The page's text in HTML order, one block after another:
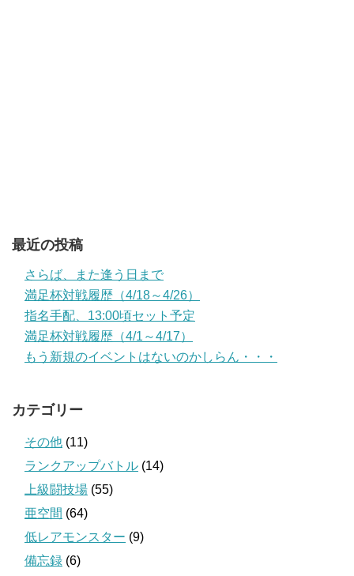
最近の投稿
さらば、また逢う日まで
満足杯対戦履歴（4/18～4/26）
指名手配、13:00頃セット予定
満足杯対戦履歴（4/1～4/17）
もう新規のイベントはないのかしらん・・・
カテゴリー
その他 (11)
ランクアップバトル (14)
上級闘技場 (55)
亜空間 (64)
低レアモンスター (9)
備忘録 (6)